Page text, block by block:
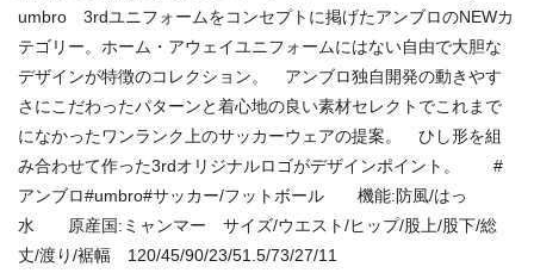
umbro 3rdユニフォームをコンセプトに掲げたアンブロのNEWカ
テゴリー。ホーム・アウェイユニフォームにはない自由で大胆な
デザインが特徴のコレクション。 アンブロ独自開発の動きやす
さにこだわったパターンと着心地の良い素材セレクトでこれまで
になかったワンランク上のサッカーウェアの提案。 ひし形を組
み合わせて作った3rdオリジナルロゴがデザインポイント。 #
アンブロ#umbro#サッカー/フットボール 機能:防風/はっ
水 原産国:ミャンマー サイズ/ウエスト/ヒップ/股上/股下/総
丈/渡り/裾幅 120/45/90/23/51.5/73/27/11